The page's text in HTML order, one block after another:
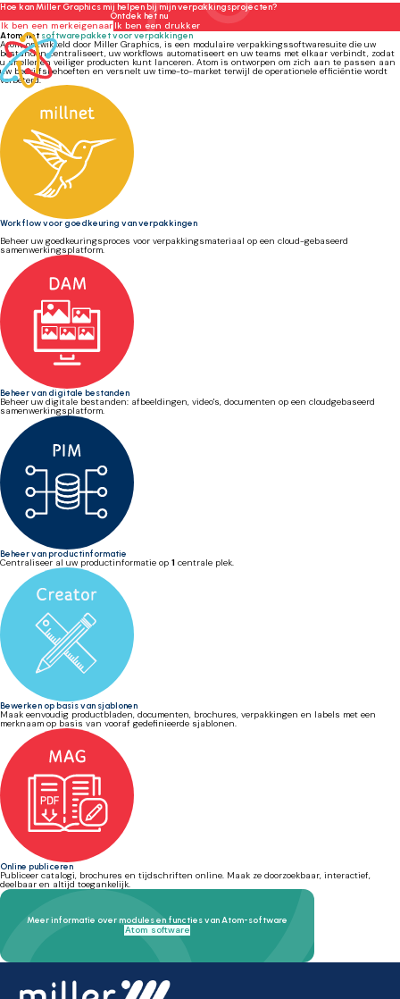
Hoe kan Miller Graphics mij helpen bij mijn verpakkingsprojecten?
Ontdek het nu
Ik ben een merkeigenaar Ik ben een drukker
Atom, het softwarepakket voor verpakkingen
Atom, ontwikkeld door Miller Graphics, is een modulaire verpakkingssoftwaresuite die uw
bestanden centraliseert, uw workflows automatiseert en uw teams met elkaar verbindt, zodat
u sneller en veiliger producten kunt lanceren. Atom is ontworpen om zich aan te passen aan
uw bedrijfsbehoeften en versnelt uw time-to-market terwijl de operationele efficiëntie wordt
verbeterd.
Workflow voor goedkeuring van verpakkingen
Beheer uw goedkeuringsproces voor verpakkingsmateriaal op een cloud-gebaseerd
samenwerkingsplatform.
Beheer van digitale bestanden
Beheer uw digitale bestanden: afbeeldingen, video's, documenten op een cloudgebaseerd
samenwerkingsplatform.
Beheer van productinformatie
Centraliseer al uw productinformatie op 1 centrale plek.
Bewerken op basis van sjablonen
Maak eenvoudig productbladen, documenten, brochures, verpakkingen en labels met een
merknaam op basis van vooraf gedefinieerde sjablonen.
Online publiceren
Publiceer catalogi, brochures en tijdschriften online. Maak ze doorzoekbaar, interactief,
deelbaar en altijd toegankelijk.
Meer informatie over modules en functies van Atom-software
Atom software